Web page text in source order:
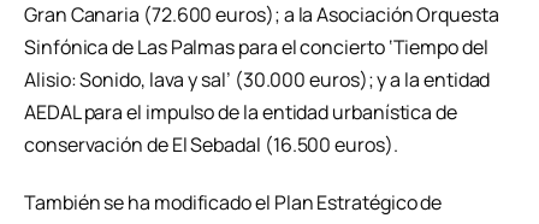
Gran Canaria (72.600 euros); a la Asociación Orquesta
Sinfónica de Las Palmas para el concierto ‘Tiempo del
Alisio: Sonido, lava y sal’ (30.000 euros); y a la entidad
AEDAL para el impulso de la entidad urbanística de
conservación de El Sebadal (16.500 euros).
También se ha modificado el Plan Estratégico de